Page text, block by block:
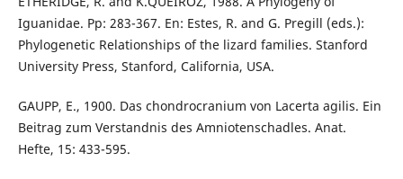
Iguanidae. Pp: 283-367. En: Estes, R. and G. Pregill (eds.):
Phylogenetic Relationships of the lizard families. Stanford
University Press, Stanford, California, USA.
GAUPP, E., 1900. Das chondrocranium von Lacerta agilis. Ein
Beitrag zum Verstandnis des Amniotenschadles. Anat.
Hefte, 15: 433-595.